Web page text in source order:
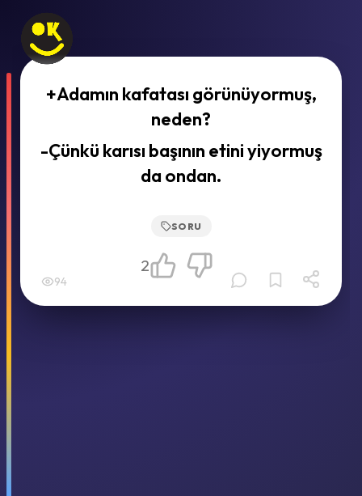
+Adamın kafatası görünüyormuş,
neden?
-Çünkü karısı başının etini yiyormuş
da ondan.
SORU
94
2